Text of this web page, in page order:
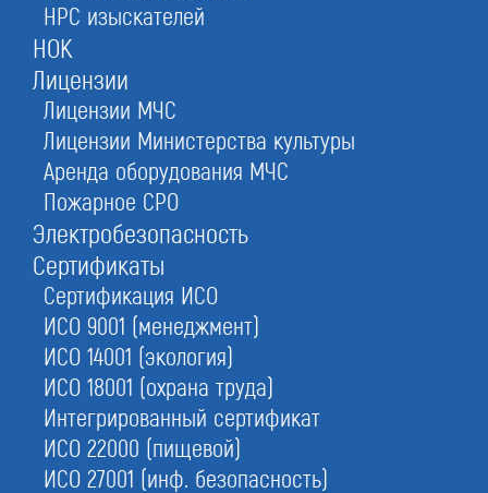
НРС изыскателей
НОК
Лицензии
Лицензии МЧС
Лицензии Министерства культуры
Аренда оборудования МЧС
Пожарное СРО
Электробезопасность
Сертификаты
Сертификация ИСО
ИСО 9001 (менеджмент)
ИСО 14001 (экология)
ИСО 18001 (охрана труда)
Интегрированный сертификат
ИСО 22000 (пищевой)
ИСО 27001 (инф. безопасность)
Регистрация ООО
персональных данных.
1.Откроем фирму за 3 дня
сэкономим на госпошлине 4 000 ₽, откроем счет в
надежном банке
3.Оформим полный пакет документов
окажем юридическую и бухгалтерскую
консультацию
2.Подберем юр. адрес и ОКВЭДы
а также изготовим печать и составим Устав
4.Дистанционная регистрация и онлайн-
оплата
с нами Вы можете зарегистрировать фирму не
выходя из дома или офиса